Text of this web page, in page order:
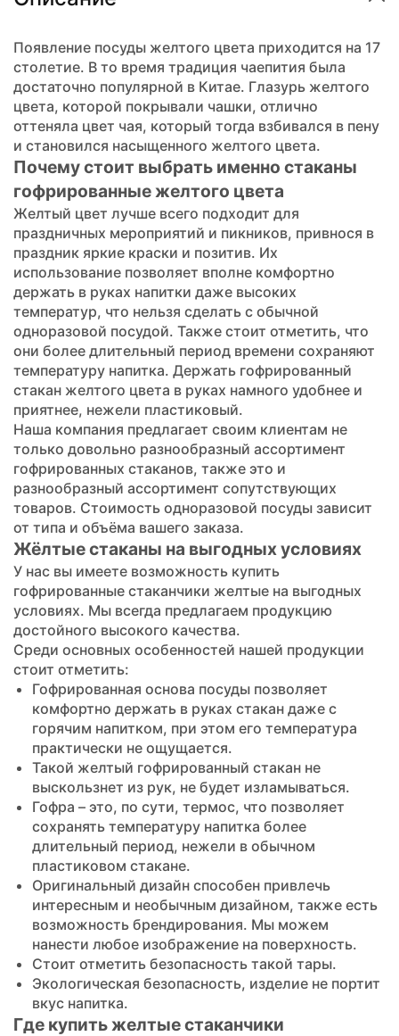
Появление посуды желтого цвета приходится на 17
столетие. В то время традиция чаепития была
достаточно популярной в Китае. Глазурь желтого
цвета, которой покрывали чашки, отлично
оттеняла цвет чая, который тогда взбивался в пену
и становился насыщенного желтого цвета.
Почему стоит выбрать именно стаканы
гофрированные желтого цвета
Желтый цвет лучше всего подходит для
праздничных мероприятий и пикников, привнося в
праздник яркие краски и позитив. Их
использование позволяет вполне комфортно
держать в руках напитки даже высоких
температур, что нельзя сделать с обычной
одноразовой посудой. Также стоит отметить, что
они более длительный период времени сохраняют
температуру напитка. Держать гофрированный
стакан желтого цвета в руках намного удобнее и
приятнее, нежели пластиковый.
Наша компания предлагает своим клиентам не
только довольно разнообразный ассортимент
гофрированных стаканов, также это и
разнообразный ассортимент сопутствующих
товаров. Стоимость одноразовой посуды зависит
от типа и объёма вашего заказа.
Жёлтые стаканы на выгодных условиях
У нас вы имеете возможность купить
гофрированные стаканчики желтые на выгодных
условиях. Мы всегда предлагаем продукцию
достойного высокого качества.
Среди основных особенностей нашей продукции
стоит отметить:
Гофрированная основа посуды позволяет
комфортно держать в руках стакан даже с
горячим напитком, при этом его температура
практически не ощущается.
Такой желтый гофрированный стакан не
выскользнет из рук, не будет изламываться.
Гофра – это, по сути, термос, что позволяет
сохранять температуру напитка более
длительный период, нежели в обычном
пластиковом стакане.
Оригинальный дизайн способен привлечь
интересным и необычным дизайном, также есть
возможность брендирования. Мы можем
нанести любое изображение на поверхность.
Стоит отметить безопасность такой тары.
Экологическая безопасность, изделие не портит
вкус напитка.
Где купить желтые стаканчики